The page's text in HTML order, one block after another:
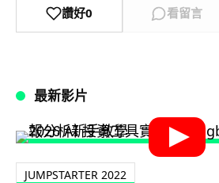
讚好0 看留言
最新影片
JUMPSTARTER 2022